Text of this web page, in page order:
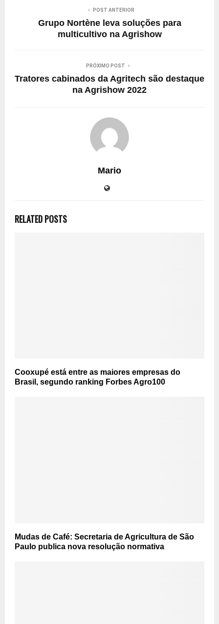
POST ANTERIOR
Grupo Nortène leva soluções para
multicultivo na Agrishow
PRÓXIMO POST
Tratores cabinados da Agritech são destaque
na Agrishow 2022
Mario
RELATED POSTS
Cooxupé está entre as maiores empresas do
Brasil, segundo ranking Forbes Agro100
Mudas de Café: Secretaria de Agricultura de São
Paulo publica nova resolução normativa